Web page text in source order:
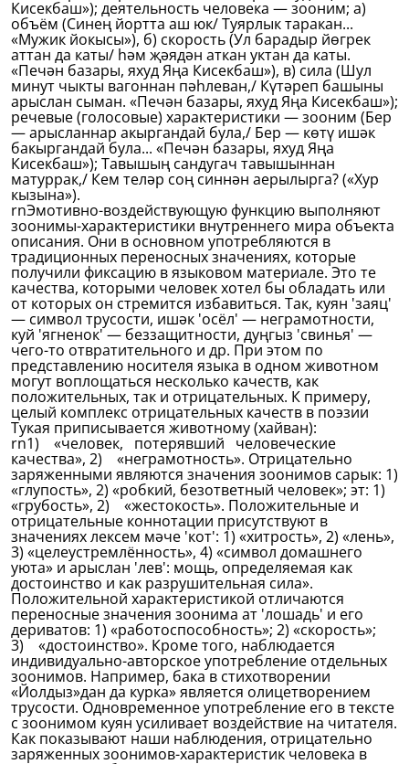
Кисекбаш»); деятельность человека — зооним; а)
объём (Синең йортта аш юк/ Туярлык таракан...
«Мужик йокысы»), б) скорость (Ул барадыр йөгрек
аттан да каты/ һәм җәядән аткан уктан да каты.
«Печән базары, яхуд Яңа Кисекбаш»), в) сила (Шул
минут чыкты вагоннан пәһлеван,/ Күтәреп башыны
арыслан сыман. «Печән базары, яхуд Яңа Кисекбаш»);
речевые (голосовые) характеристики — зооним (Бер
— арысланнар акыргандай була,/ Бер — көтү ишәк
бакыргандай була... «Печән базары, яхуд Яңа
Кисекбаш»); Тавышың сандугач тавышыннан
матуррак,/ Кем теләр соң синнән аерылырга? («Хур
кызына»).
rnЭмотивно-воздействующую функцию выполняют
зоонимы-характеристики внутреннего мира объекта
описания. Они в основном употребляются в
традиционных переносных значениях, которые
получили фиксацию в языковом материале. Это те
качества, которыми человек хотел бы обладать или
от которых он стремится избавиться. Так, куян 'заяц'
— символ трусости, ишәк 'осёл' — неграмотности,
куй 'ягненок' — беззащитности, дуңгыз 'свинья' —
чего-то отвратительного и др. При этом по
представлению носителя языка в одном животном
могут воплощаться несколько качеств, как
положительных, так и отрицательных. К примеру,
целый комплекс отрицательных качеств в поэзии
Тукая приписывается животному (хайван):
rn1) «человек, потерявший человеческие
качества», 2) «неграмотность». Отрицательно
заряженными являются значения зоонимов сарык: 1)
«глупость», 2) «робкий, безответный человек»; эт: 1)
«грубость», 2) «жестокость». Положительные и
отрицательные коннотации присутствуют в
значениях лексем мәче 'кот': 1) «хитрость», 2) «лень»,
3) «целеустремлённость», 4) «символ домашнего
уюта» и арыслан 'лев': мощь, определяемая как
достоинство и как разрушительная сила».
Положительной характеристикой отличаются
переносные значения зоонима ат 'лошадь' и его
дериватов: 1) «работоспособность»; 2) «скорость»;
3) «достоинство». Кроме того, наблюдается
индивидуально-авторское употребление отдельных
зоонимов. Например, бака в стихотворении
«Йолдыз»дан да курка» является олицетворением
трусости. Одновременное употребление его в тексте
с зоонимом куян усиливает воздействие на читателя.
Как показывают наши наблюдения, отрицательно
заряженных зоонимов-характеристик человека в